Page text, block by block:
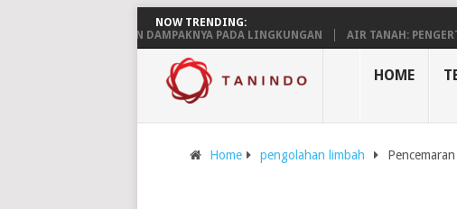
NOW TRENDING:
SEBAB, DAN DAMPAKNYA PADA LINGKUNGAN
AIR TANAH: PENGERTIAN,
HOME
Home pengolahan limbah